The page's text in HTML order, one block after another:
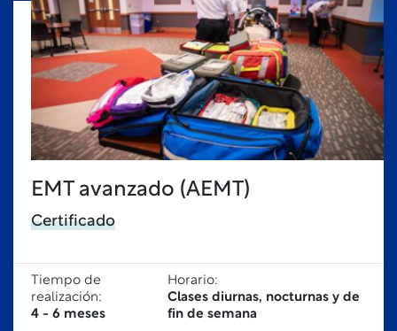
EMT avanzado (AEMT)
Certificado
Tiempo de
realización:
4 - 6 meses
Horario:
Clases diurnas, nocturnas y de
fin de semana